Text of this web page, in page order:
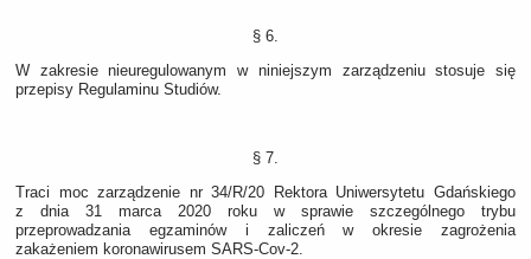
§ 6.
W zakresie nieuregulowanym w niniejszym zarządzeniu stosuje się
przepisy Regulaminu Studiów.
§ 7.
Traci moc zarządzenie nr 34/R/20 Rektora Uniwersytetu Gdańskiego
z dnia 31 marca 2020 roku w sprawie szczególnego trybu
przeprowadzania egzaminów i zaliczeń w okresie zagrożenia
zakażeniem koronawirusem SARS-Cov-2.